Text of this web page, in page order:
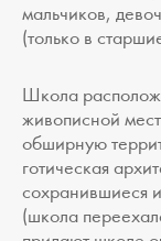
мальчиков,
(только в
Школа
живописной
обширную
готическая
сохранившиеся
(школа